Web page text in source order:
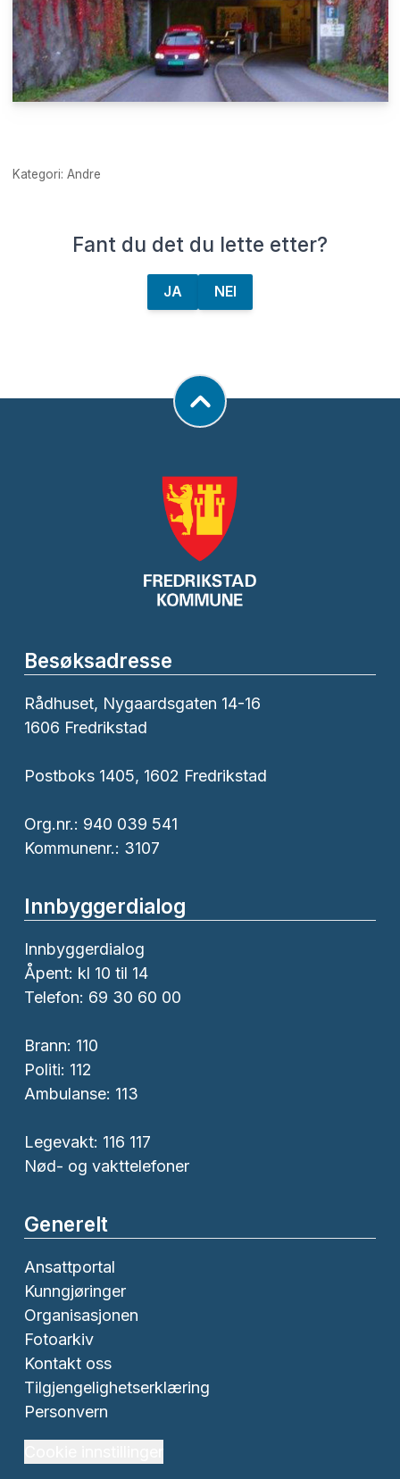
Kategori: Andre
Fant du det du lette etter?
JA NEI
Besøksadresse
Rådhuset, Nygaardsgaten 14-16
1606 Fredrikstad
Postboks 1405, 1602 Fredrikstad
Org.nr.: 940 039 541
Kommunenr.: 3107
Innbyggerdialog
Innbyggerdialog
Åpent: kl 10 til 14
Telefon: 69 30 60 00
Brann: 110
Politi: 112
Ambulanse: 113
Legevakt: 116 117
Nød- og vakttelefoner
Generelt
Ansattportal
Kunngjøringer
Organisasjonen
Fotoarkiv
Kontakt oss
Tilgjengelighetserklæring
Personvern